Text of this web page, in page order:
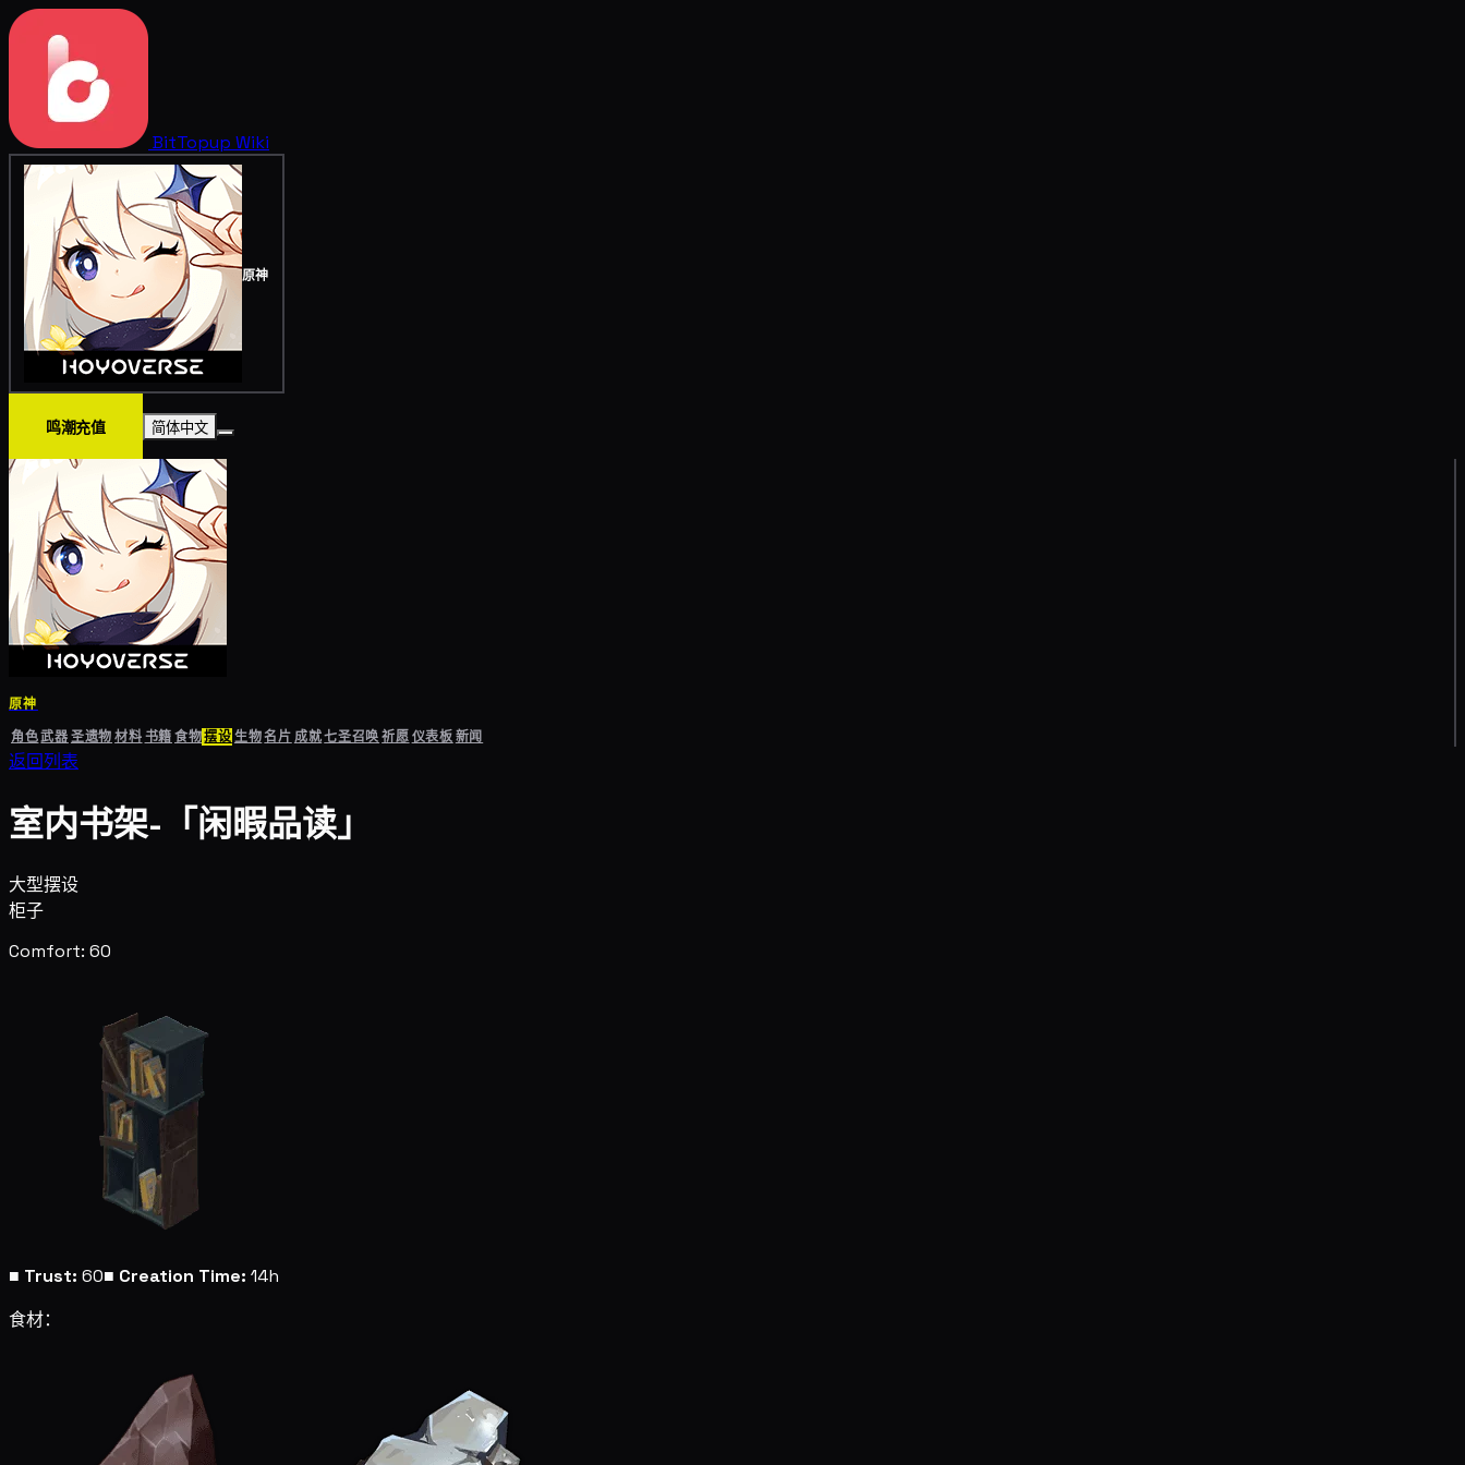
BitTopup Wiki
原神
鸣潮充值 简体中文
原神
角色武器圣遗物材料书籍食物摆设生物名片成就七圣召唤祈愿仪表板新闻
返回列表
室内书架-「闲暇品读」
大型摆设
柜子
Comfort: 60
■ Trust: 60■ Creation Time: 14h
食材：